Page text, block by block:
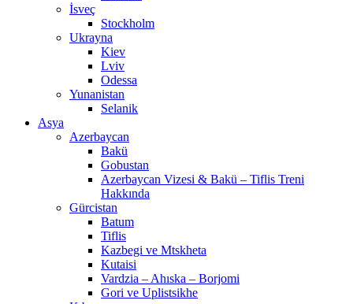
İsveç
Stockholm
Ukrayna
Kiev
Lviv
Odessa
Yunanistan
Selanik
Asya
Azerbaycan
Bakü
Gobustan
Azerbaycan Vizesi & Bakü – Tiflis Treni
Hakkında
Gürcistan
Batum
Tiflis
Kazbegi ve Mtskheta
Kutaisi
Vardzia – Ahıska – Borjomi
Gori ve Uplistsikhe